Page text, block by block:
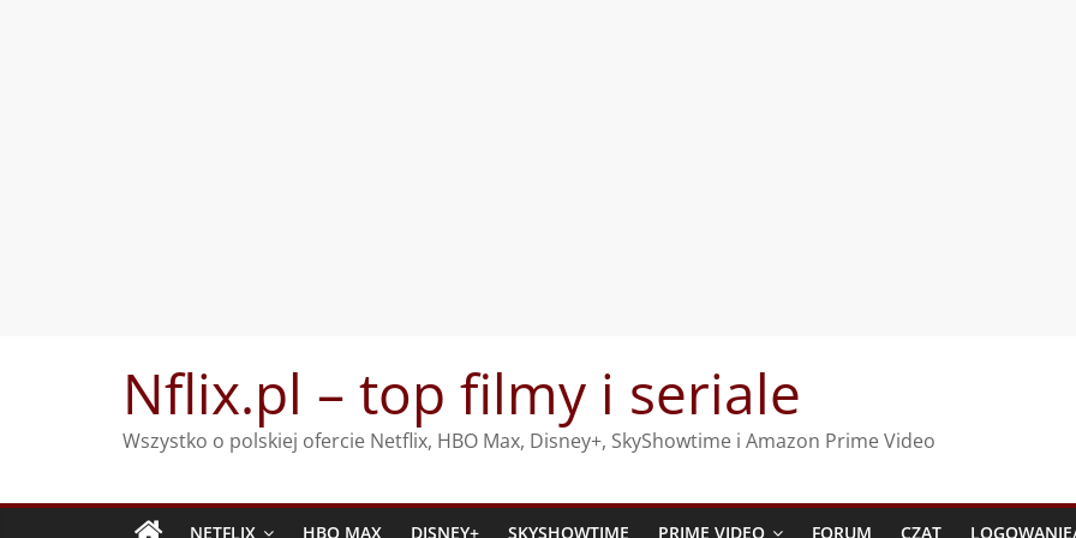
Nflix.pl – top filmy i seriale
Wszystko o polskiej ofercie Netflix, HBO Max, Disney+, SkyShowtime i Amazon Prime Video
NETFLIX HBO MAX DISNEY+ SKYSHOWTIME PRIME VIDEO FORUM CZAT